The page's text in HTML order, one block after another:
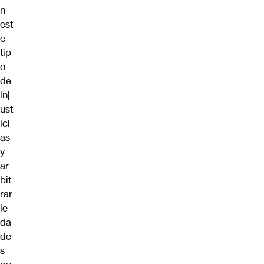
n
est
e
tip
o
de
inj
ust
ici
as
y
ar
bit
rar
ie
da
de
s